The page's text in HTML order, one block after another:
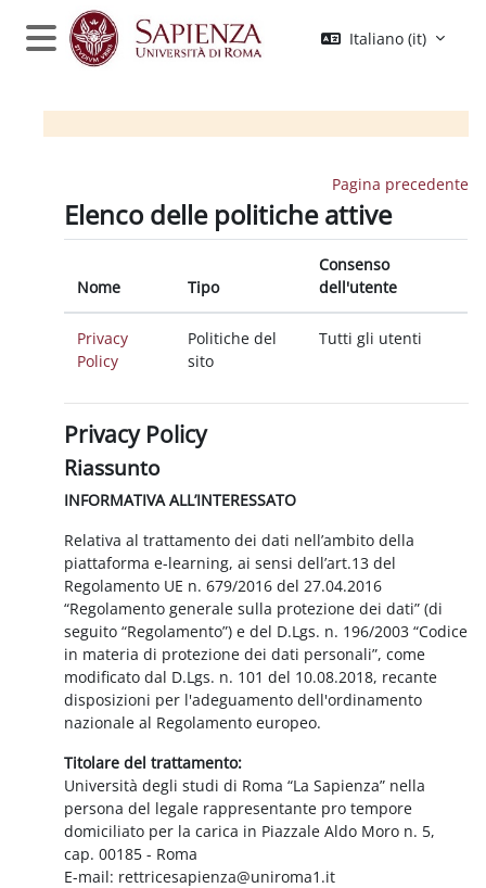
Vai al contenuto principale
Pannello laterale
Italiano ‎(it)‎
Pagina precedente
Elenco delle politiche attive
Nome Tipo
Consenso
dell'utente
Privacy
Policy
Politiche del
sito
Tutti gli utenti
Privacy Policy
Riassunto
INFORMATIVA ALL’INTERESSATO
Relativa al trattamento dei dati nell’ambito della
piattaforma e-learning, ai sensi dell’art.13 del
Regolamento UE n. 679/2016 del 27.04.2016
“Regolamento generale sulla protezione dei dati” (di
seguito “Regolamento”) e del D.Lgs. n. 196/2003 “Codice
in materia di protezione dei dati personali”, come
modificato dal D.Lgs. n. 101 del 10.08.2018, recante
disposizioni per l'adeguamento dell'ordinamento
nazionale al Regolamento europeo.
Titolare del trattamento:
Università degli studi di Roma “La Sapienza” nella
persona del legale rappresentante pro tempore
domiciliato per la carica in Piazzale Aldo Moro n. 5,
cap. 00185 - Roma
E-mail: rettricesapienza@uniroma1.it